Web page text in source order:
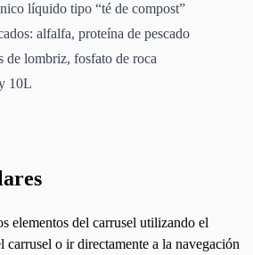
líquido tipo “té de compost”
alfalfa, proteína de pescado
de lombriz, fosfato de roca
10L
elementos del carrusel utilizando el
carrusel o ir directamente a la navegación